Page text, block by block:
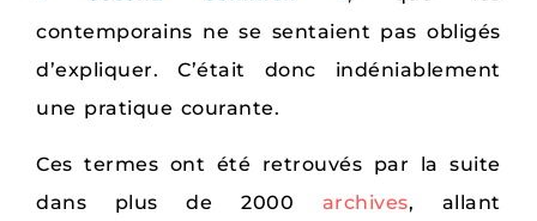
contemporains ne se sentaient pas obligés
d’expliquer. C’était donc indéniablement
une pratique courante.
Ces termes ont été retrouvés par la suite
dans plus de 2000 archives, allant